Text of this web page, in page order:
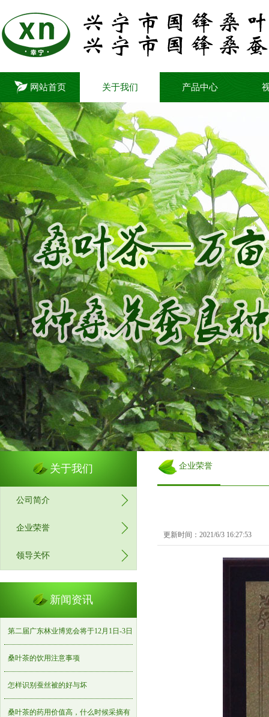
网站首页 关于我们 产品中心
关于我们
公司简介
企业荣誉
领导关怀
新闻资讯
第二届广东林业博览会将于12月1日-3日
在梅州世界客商中心举办
桑叶茶的饮用注意事项
怎样识别蚕丝被的好与坏
桑叶茶的药用价值高，什么时候采摘有
企业荣誉
更新时间：2021/6/3 16:27:53